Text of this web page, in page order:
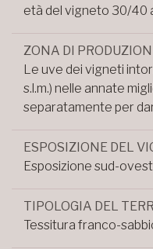
età del vigneto 30/40
ZONA DI
Le uve dei vigneti
s.l.m.) nelle annate
separatamente per
ESPOSIZIONE DEL
Esposizione sud-ovest
TIPOLOGIA DEL
Tessitura franco-